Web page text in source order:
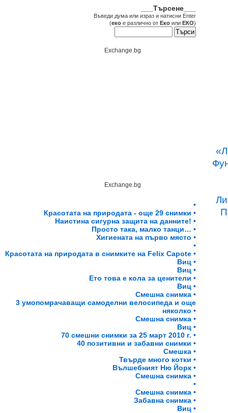
___Търсене___
Въведи дума или израз и натисни Enter
(еко е различно от Еко или ЕКО)
Exchange.bg
Exchange.bg
•
Красотата на природата - още 29 снимки •
Наистина сигурна защита на данните! •
Просто така, малко танци… •
Хигиената на първо място •
•
Красотата на природата в снимките на Felix Capote •
Виц •
Виц •
Ето това е кола за ценители •
Виц •
Смешна снимка •
3 умопомрачаващи самоделни велосипеда и още
няколко •
Смешна снимка •
Виц •
70 смешни снимки за 25 март 2010 г. •
40 позитивни и забавни снимки •
Смешка •
Твърде много котки •
Вълшебният Ню Йорк •
Смешна снимка •
•
Смешна снимка •
Забавна снимка •
Виц •